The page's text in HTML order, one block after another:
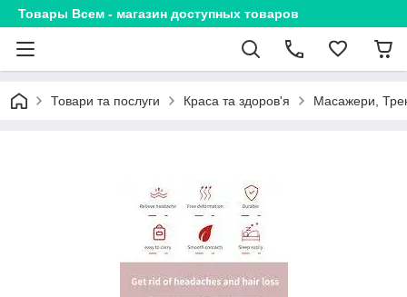
Товары Всем - магазин доступных товаров
Товари та послуги Краса та здоров'я Масажери,